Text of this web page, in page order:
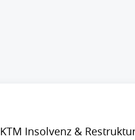
KTM Insolvenz &